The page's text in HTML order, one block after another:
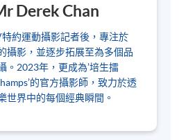
Derek Chan
約運動攝影記者後，專注於
攝影，並逐步拓展至為多個品
。2023年，更成為’培生擂
的官方攝影師，致力於透
世界中的每個經典瞬間。